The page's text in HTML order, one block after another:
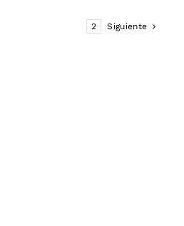
2 Siguiente